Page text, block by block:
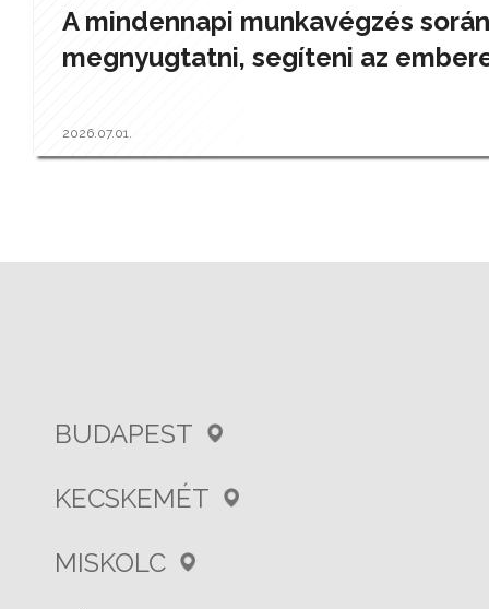
A mindennapi munkavégzés
megnyugtatni, segíteni az
2026.07.01.
BUDAPEST
KECSKEMÉT
MISKOLC